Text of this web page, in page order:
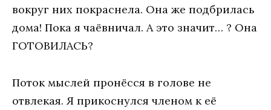
вокруг них покраснела. Она же подбрилась
дома! Пока я чаёвничал. А это значит… ? Она
ГОТОВИЛАСЬ?
Поток мыслей пронёсся в голове не
отвлекая. Я прикоснулся членом к её